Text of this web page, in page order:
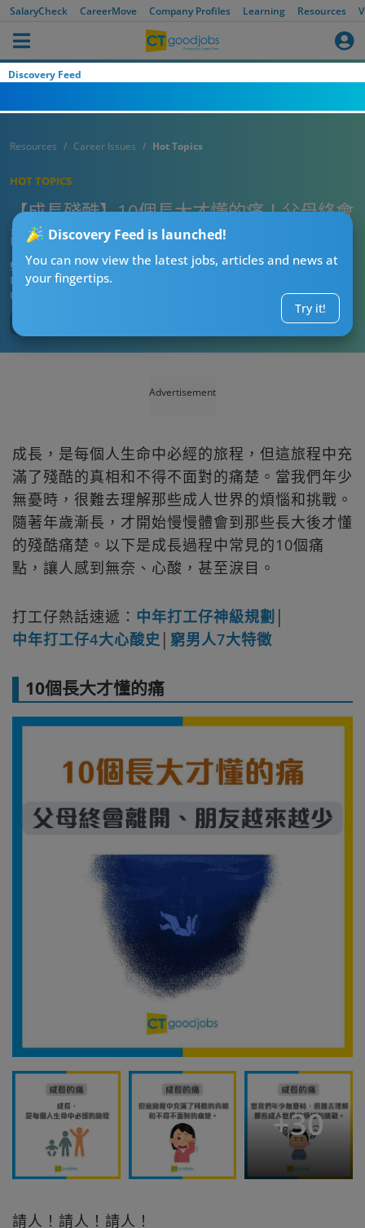
SalaryCheck CareerMove Company Profiles Learning Resources
Discovery Feed
Discovery Feed is launched!
You can now view the latest jobs, articles and news at
your fingertips.
Try it!
Resources Career Issues Hot Topics
HOT TOPICS
【成長殘酷】10個長大才懂的痛！父母終會
離開、朋友越來越少 網民淚目：中晒！
CTgoodjobs’ Editor
Published:2025-10-15 19:00
Updated:
Advertisement
成長，是每個人生命中必經的旅程，但這旅程中充
滿了殘酷的真相和不得不面對的痛楚。當我們年少
無憂時，很難去理解那些成人世界的煩惱和挑戰。
隨著年歲漸長，才開始慢慢體會到那些長大後才懂
的殘酷痛楚。以下是成長過程中常見的10個痛
點，讓人感到無奈、心酸，甚至淚目。
打工仔熱話速遞： 中年打工仔神級規劃
中年打工仔4大心酸史
窮男人7大特徵
10個長大才懂的痛
+30
請人！請人！請人！